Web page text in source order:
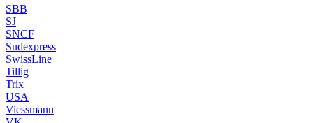
SBB
SJ
SNCF
Sudexpress
SwissLine
Tillig
Trix
USA
Viessmann